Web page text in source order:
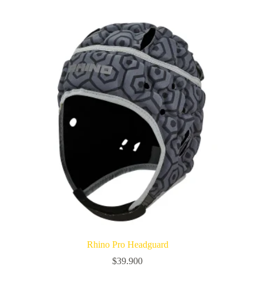
Rhino Pro Headguard
$39.900